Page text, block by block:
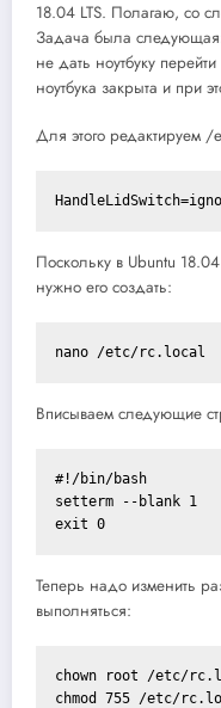
18.04 LTS. Полагаю, со
Задача была
не дать ноутбуку
ноутбука закрыта и при
Для этого редактируем
Поскольку в Ubuntu
нужно его создать:
nano /etc/rc.local
Вписываем следующие
#!/bin/bash
setterm --blank 1
exit 0
Теперь надо изменить
выполняться:
chown root /etc/
chmod 755 /etc/